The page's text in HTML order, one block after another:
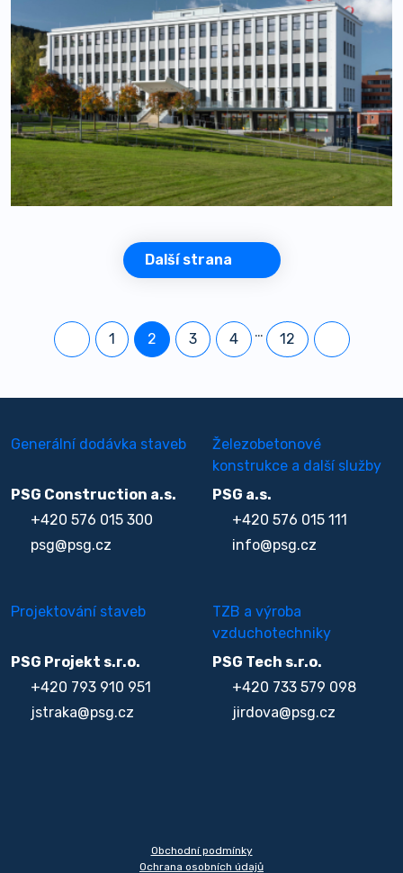
Další strana
1 2 3 4 … 12
Generální dodávka staveb
PSG Construction a.s.
+420 576 015 300
psg@psg.cz
Železobetonové
konstrukce a další služby
PSG a.s.
+420 576 015 111
info@psg.cz
Projektování staveb
PSG Projekt s.r.o.
+420 793 910 951
jstraka@psg.cz
TZB a výroba
vzduchotechniky
PSG Tech s.r.o.
+420 733 579 098
jirdova@psg.cz
Obchodní podmínky
Ochrana osobních údajů